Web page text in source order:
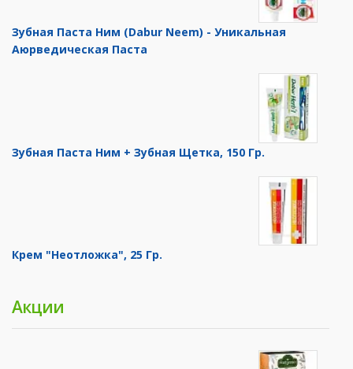
Зубная Паста Ним (Dabur Neem) - Уникальная
Аюрведическая Паста
Зубная Паста Ним + Зубная Щетка, 150 Гр.
Крем "Неотложка", 25 Гр.
Акции